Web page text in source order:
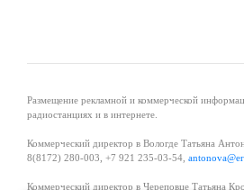
Размещение рекламной и коммерческой
радиостанциях и в интернете.
Коммерческий директор в Вологде Татьяна
8(8172) 280-003, +7 921 235-03-54,
Коммерческий директор в Череповце Татьяна